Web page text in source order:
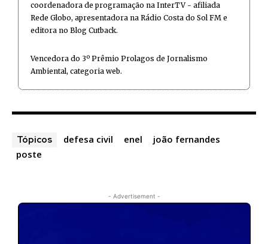
coordenadora de programação na InterTV - afiliada
Rede Globo, apresentadora na Rádio Costa do Sol FM e
editora no Blog Cutback.
Vencedora do 3º Prêmio Prolagos de Jornalismo
Ambiental, categoria web.
Tópicos defesa civil enel
joão fernandes
poste
- Advertisement -